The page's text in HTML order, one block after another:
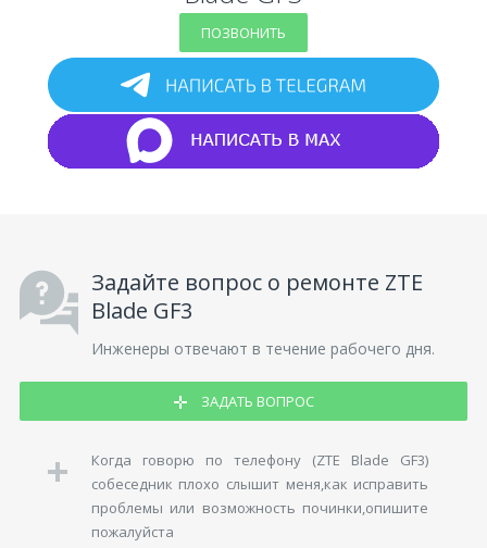
ПОЗВОНИТЬ
Задайте вопрос о ремонте ZTE
Blade GF3
Инженеры отвечают в течение рабочего дня.
ЗАДАТЬ ВОПРОС
Когда говорю по телефону (ZTE Blade GF3)
собеседник плохо слышит меня,как исправить
проблемы или возможность починки,опишите
пожалуйста